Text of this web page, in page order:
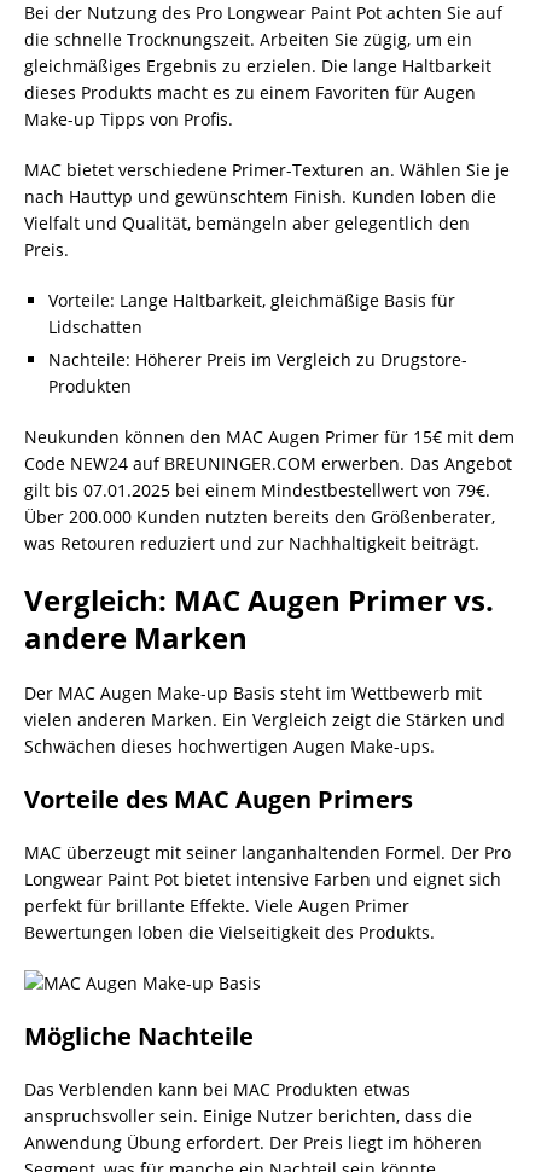
Bei der Nutzung des Pro Longwear Paint Pot achten Sie auf
die schnelle Trocknungszeit. Arbeiten Sie zügig, um ein
gleichmäßiges Ergebnis zu erzielen. Die lange Haltbarkeit
dieses Produkts macht es zu einem Favoriten für Augen
Make-up Tipps von Profis.
MAC bietet verschiedene Primer-Texturen an. Wählen Sie je
nach Hauttyp und gewünschtem Finish. Kunden loben die
Vielfalt und Qualität, bemängeln aber gelegentlich den
Preis.
Vorteile: Lange Haltbarkeit, gleichmäßige Basis für
Lidschatten
Nachteile: Höherer Preis im Vergleich zu Drugstore-
Produkten
Neukunden können den MAC Augen Primer für 15€ mit dem
Code NEW24 auf BREUNINGER.COM erwerben. Das Angebot
gilt bis 07.01.2025 bei einem Mindestbestellwert von 79€.
Über 200.000 Kunden nutzten bereits den Größenberater,
was Retouren reduziert und zur Nachhaltigkeit beiträgt.
Vergleich: MAC Augen Primer vs.
andere Marken
Der MAC Augen Make-up Basis steht im Wettbewerb mit
vielen anderen Marken. Ein Vergleich zeigt die Stärken und
Schwächen dieses hochwertigen Augen Make-ups.
Vorteile des MAC Augen Primers
MAC überzeugt mit seiner langanhaltenden Formel. Der Pro
Longwear Paint Pot bietet intensive Farben und eignet sich
perfekt für brillante Effekte. Viele Augen Primer
Bewertungen loben die Vielseitigkeit des Produkts.
Mögliche Nachteile
Das Verblenden kann bei MAC Produkten etwas
anspruchsvoller sein. Einige Nutzer berichten, dass die
Anwendung Übung erfordert. Der Preis liegt im höheren